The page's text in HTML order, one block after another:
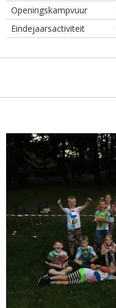
Openingskampvuur
Eindejaarsactiviteit